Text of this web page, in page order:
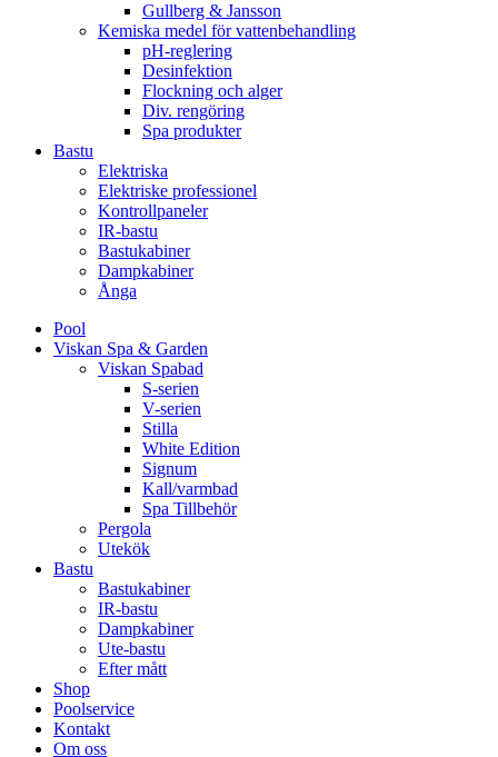
Gullberg & Jansson
Kemiska medel för vattenbehandling
pH-reglering
Desinfektion
Flockning och alger
Div. rengöring
Spa produkter
Bastu
Elektriska
Elektriske professionel
Kontrollpaneler
IR-bastu
Bastukabiner
Dampkabiner
Ånga
Pool
Viskan Spa & Garden
Viskan Spabad
S-serien
V-serien
Stilla
White Edition
Signum
Kall/varmbad
Spa Tillbehör
Pergola
Utekök
Bastu
Bastukabiner
IR-bastu
Dampkabiner
Ute-bastu
Efter mått
Shop
Poolservice
Kontakt
Om oss